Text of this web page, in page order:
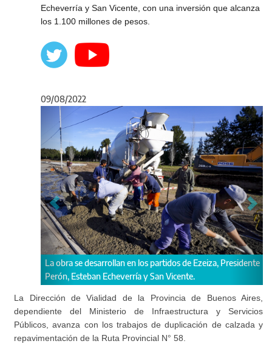
Echeverría y San Vicente, con una inversión que alcanza
los 1.100 millones de pesos.
09/08/2022
los partidos de Ezeiza, Presidente
y San Vicente.
Por esta ruta circulan más de 10.000
Anterior
La Dirección de Vialidad de la Provincia de Buenos Aires,
dependiente del Ministerio de Infraestructura y Servicios
Públicos, avanza con los trabajos de duplicación de calzada y
repavimentación de la Ruta Provincial N° 58.